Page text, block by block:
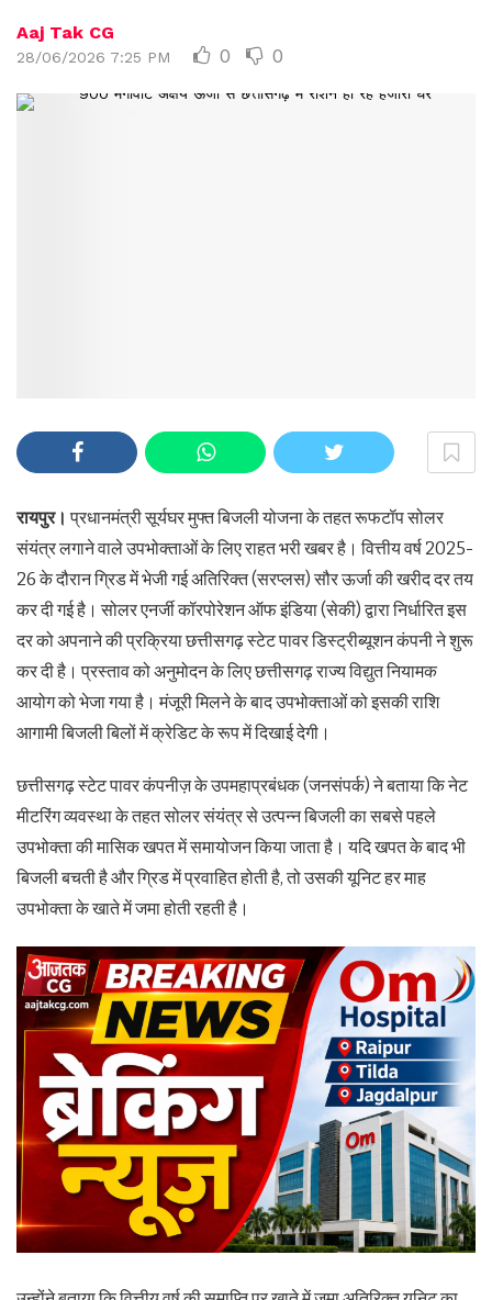
Aaj Tak CG
28/06/2026 7:25 PM 0 0
रायपुर।प्रधानमंत्री सूर्यघर मुफ्त बिजली योजना के तहत रूफटॉप सोलर
संयंत्र लगाने वाले उपभोक्ताओं के लिए राहत भरी खबर है। वित्तीय वर्ष 2025-
26 के दौरान ग्रिड में भेजी गई अतिरिक्त (सरप्लस) सौर ऊर्जा की खरीद दर तय
कर दी गई है। सोलर एनर्जी कॉरपोरेशन ऑफ इंडिया (सेकी) द्वारा निर्धारित इस
दर को अपनाने की प्रक्रिया छत्तीसगढ़ स्टेट पावर डिस्ट्रीब्यूशन कंपनी ने शुरू
कर दी है। प्रस्ताव को अनुमोदन के लिए छत्तीसगढ़ राज्य विद्युत नियामक
आयोग को भेजा गया है। मंजूरी मिलने के बाद उपभोक्ताओं को इसकी राशि
आगामी बिजली बिलों में क्रेडिट के रूप में दिखाई देगी।
छत्तीसगढ़ स्टेट पावर कंपनीज़ के उपमहाप्रबंधक (जनसंपर्क) ने बताया कि नेट
मीटरिंग व्यवस्था के तहत सोलर संयंत्र से उत्पन्न बिजली का सबसे पहले
उपभोक्ता की मासिक खपत में समायोजन किया जाता है। यदि खपत के बाद भी
बिजली बचती है और ग्रिड में प्रवाहित होती है, तो उसकी यूनिट हर माह
उपभोक्ता के खाते में जमा होती रहती है।